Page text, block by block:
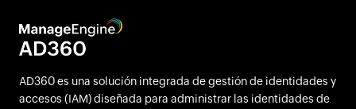
AD360 es una solución integrada de gestión de identidades y
accesos (IAM) diseñada para administrar las identidades de